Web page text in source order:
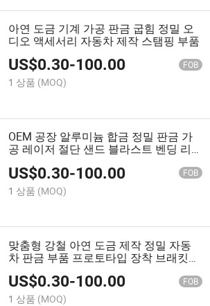
아연 도금 기계 가공 판금 굽힘 정밀 오
디오 액세서리 자동차 제작 스탬핑 부품
US$0.30-100.00 FOB
1 상품 (MOQ)
OEM 공장 알루미늄 합금 정밀 판금 가
공 레이저 절단 샌드 블라스트 벤딩 리
US$0.30-100.00 FOB
1 상품 (MOQ)
맞춤형 강철 아연 도금 제작 정밀 자동
차 판금 부품 프로토타입 장착 브래킷
금속 프레임 스탬핑 캐비닛 케이스 하우
징
US$0.30-100.00 FOB
1 상품 (MOQ)